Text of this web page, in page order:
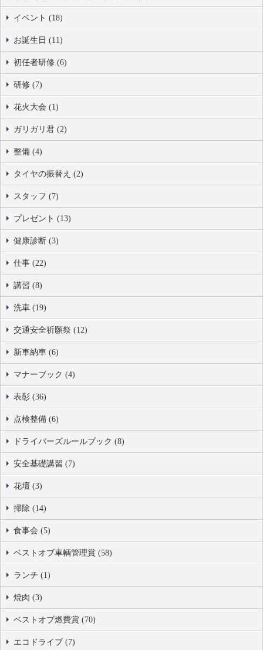
イベント (18)
お誕生日 (11)
初任者研修 (6)
研修 (7)
花火大会 (1)
ガリガリ君 (2)
整備 (4)
タイヤの振替え (2)
スタッフ (7)
プレゼント (13)
健康診断 (3)
仕事 (22)
講習 (8)
洗車 (19)
交通安全祈願祭 (12)
新車納車 (6)
マナーブック (4)
表彰 (36)
点検整備 (6)
ドライバーズルールブック (8)
安全基礎講習 (7)
花壇 (3)
掃除 (14)
食事会 (5)
ベストオブ車輌管理賞 (58)
ランチ (1)
焼肉 (3)
ベストオブ燃費賞 (70)
エコドライブ (7)